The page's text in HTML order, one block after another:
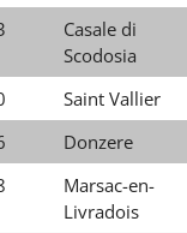
Casale di
Scodosia
Saint Vallier
Donzere
Marsac-en-
Livradois